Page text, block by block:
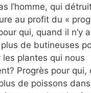
l’homme, qui
au profit du «
qui, quand il n’y
de butineuses
plantes qui nous
Progrès pour qui,
de poissons